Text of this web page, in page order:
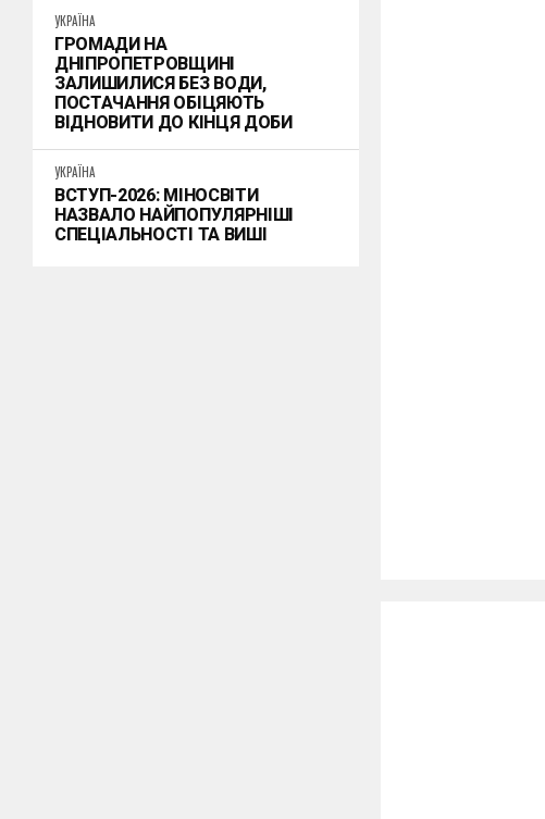
УКРАЇНА
ГРОМАДИ НА
ДНІПРОПЕТРОВЩИНІ
ЗАЛИШИЛИСЯ БЕЗ ВОДИ,
ПОСТАЧАННЯ ОБІЦЯЮТЬ
ВІДНОВИТИ ДО КІНЦЯ ДОБИ
УКРАЇНА
ВСТУП-2026: МІНОСВІТИ
НАЗВАЛО НАЙПОПУЛЯРНІШІ
СПЕЦІАЛЬНОСТІ ТА ВИШІ